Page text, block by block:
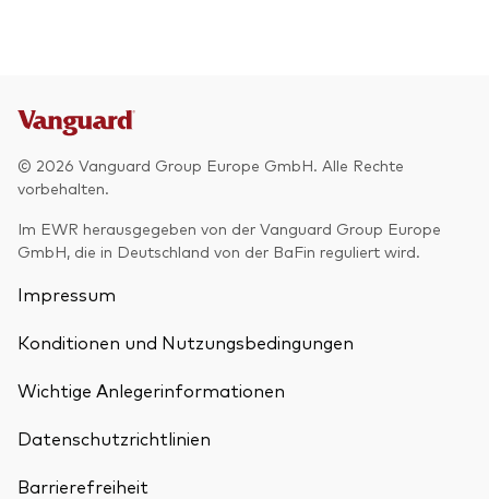
© 2026 Vanguard Group Europe GmbH. Alle Rechte
vorbehalten.
Im EWR herausgegeben von der Vanguard Group Europe
GmbH, die in Deutschland von der BaFin reguliert wird.
Impressum
Konditionen und Nutzungsbedingungen
Wichtige Anlegerinformationen
Datenschutzrichtlinien
Barrierefreiheit